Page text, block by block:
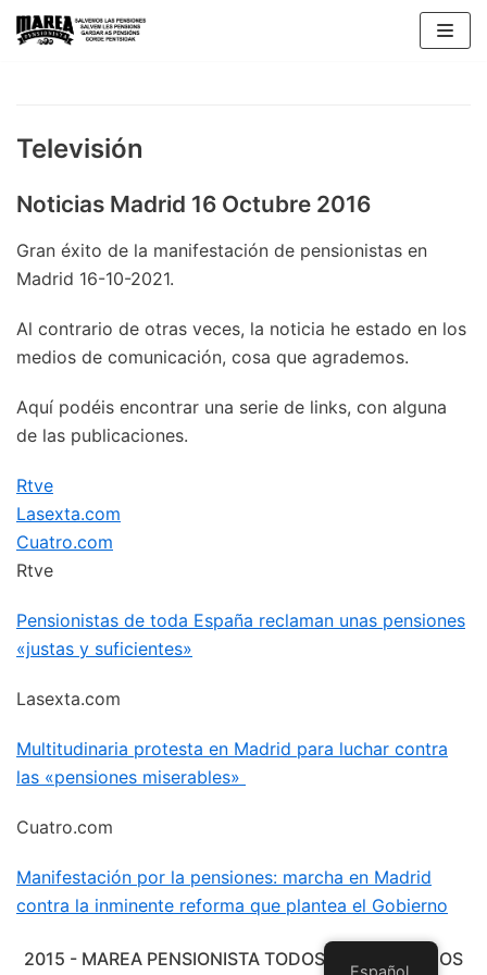
Saltar
Televisión
Noticias Madrid 16 Octubre 2016
Gran éxito de la manifestación de pensionistas en
Madrid 16-10-2021.
Al contrario de otras veces, la noticia he estado en los
medios de comunicación, cosa que agrademos.
Aquí podéis encontrar una serie de links, con alguna
de las publicaciones.
Rtve
Lasexta.com
Cuatro.com
Rtve
Pensionistas de toda España reclaman unas pensiones
«justas y suficientes»
Lasexta.com
Multitudinaria protesta en Madrid para luchar contra
las «pensiones miserables»
Cuatro.com
Manifestación por la pensiones: marcha en Madrid
contra la inminente reforma que plantea el Gobierno
2015 - MAREA PENSIONISTA TODOS LOS DERECHOS
Español